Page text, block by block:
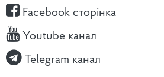
Facebook сторінка
Youtube канал
Telegram канал